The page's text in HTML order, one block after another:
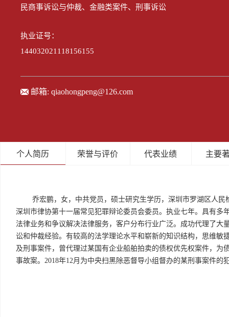
民商事诉讼与仲裁、金融类案件、刑事诉讼
执业证号：
144032021118156155
邮箱: qiaohongpeng@126.com
个人简历 荣誉与评价 代表业绩 主要
乔宏鹏，女，中共党员，硕士研究生学历，深圳市罗湖区人
深圳市律协第十一届常见犯罪辩论委员会委员。执业七年。具有
法律业务和争议解决法律服务，客户分布行业广泛。成功代理了
讼和仲裁经验。有较高的法学理论水平和崭新的知识结构，思维
及刑事案件，曾代理过某国有企业船舶拍卖的债权优先权案件，为
事故案。2018年12月为中央扫黑除恶督导小组督办的某刑事案件